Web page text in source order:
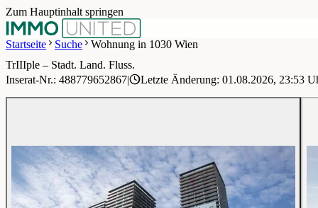
Zum Hauptinhalt springen
Startseite
Suche Wohnung in 1030 Wien
1 / 9
TrIIIple – Stadt. Land. Fluss.
Inserat-Nr.: 488779652867| Letzte Änderung: 01.08.2026, 23:53